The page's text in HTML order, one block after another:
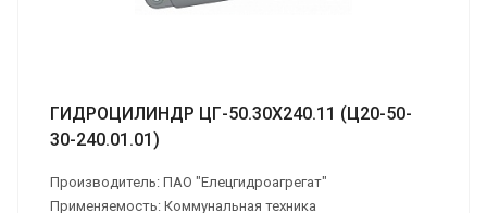
ГИДРОЦИЛИНДР ЦГ-50.30Х240.11 (Ц20-50-
30-240.01.01)
Производитель: ПАО "Елецгидроагрегат"
Применяемость: Коммунальная техника